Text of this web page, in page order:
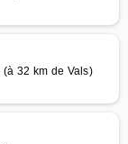
32 km de Vals)